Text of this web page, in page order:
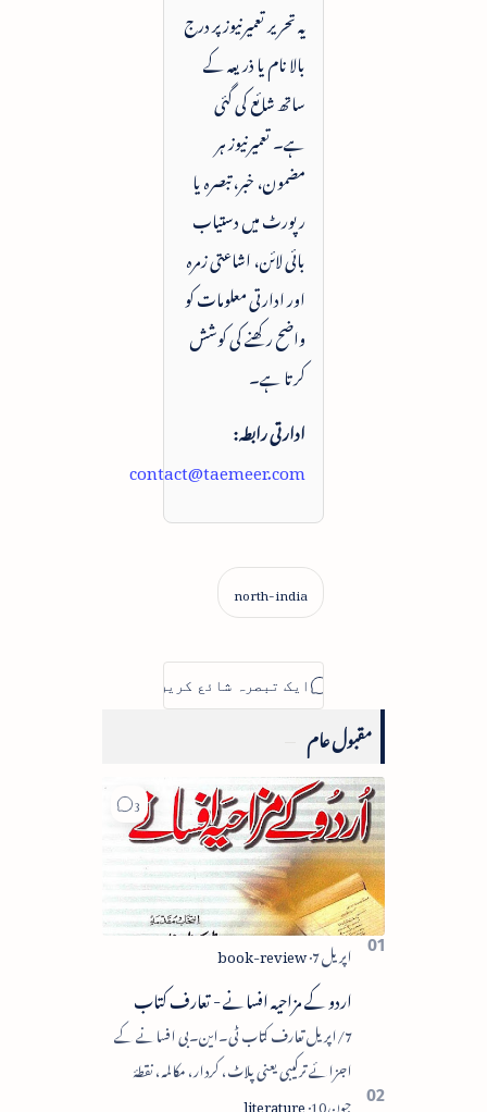
یہ تحریر تعمیرنیوز پر درج
بالا نام یا ذریعہ کے
ساتھ شائع کی گئی
ہے۔ تعمیرنیوز ہر
مضمون، خبر، تبصرہ یا
رپورٹ میں دستیاب
بائی لائن، اشاعتی زمرہ
اور ادارتی معلومات کو
واضح رکھنے کی کوشش
کرتا ہے۔
ادارتی رابطہ:
contact@taemeer.com
مقبول عام
اردو کے مزاحیہ افسانے - تعارف کتاب
7/اپریل تعارف کتاب ٹی۔این۔بی افسانے کے
اجزائے ترکیبی یعنی پلاٹ، کردار، مکالمہ، نقطۂ
عروج، وحدتِ تاثر میں سے زیادہ سے زیادہ اجزا کا